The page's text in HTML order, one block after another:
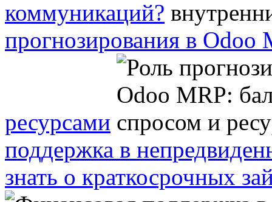
коммуникаций?
прогнозирования в
ресурсами
поддержка в
знать о краткосрочных